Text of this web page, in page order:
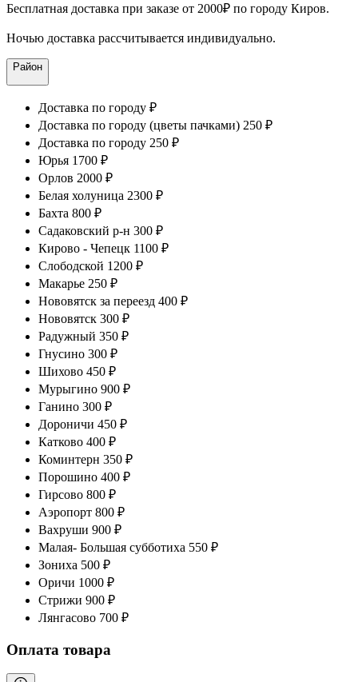
Бесплатная доставка при заказе от 2000₽ по городу Киров.
Ночью доставка рассчитывается индивидуально.
Район
Доставка по городу ₽
Доставка по городу (цветы пачками) 250 ₽
Доставка по городу 250 ₽
Юрья 1700 ₽
Орлов 2000 ₽
Белая холуница 2300 ₽
Бахта 800 ₽
Садаковский р-н 300 ₽
Кирово - Чепецк 1100 ₽
Слободской 1200 ₽
Макарье 250 ₽
Нововятск за переезд 400 ₽
Нововятск 300 ₽
Радужный 350 ₽
Гнусино 300 ₽
Шихово 450 ₽
Мурыгино 900 ₽
Ганино 300 ₽
Дороничи 450 ₽
Катково 400 ₽
Коминтерн 350 ₽
Порошино 400 ₽
Гирсово 800 ₽
Аэропорт 800 ₽
Вахруши 900 ₽
Малая- Большая субботиха 550 ₽
Зониха 500 ₽
Оричи 1000 ₽
Стрижи 900 ₽
Лянгасово 700 ₽
Оплата товара